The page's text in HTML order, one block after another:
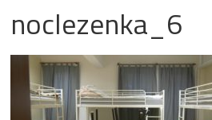
noclezenka_6